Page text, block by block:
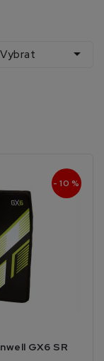
Vybrat 
- 10 %
GX6 SR